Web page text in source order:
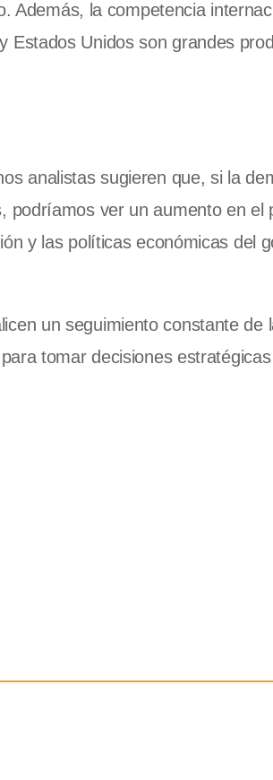
Además, la competencia
Estados Unidos son grandes
analistas sugieren que, si la
podríamos ver un aumento en el
y las políticas económicas del
un seguimiento constante de
tomar decisiones